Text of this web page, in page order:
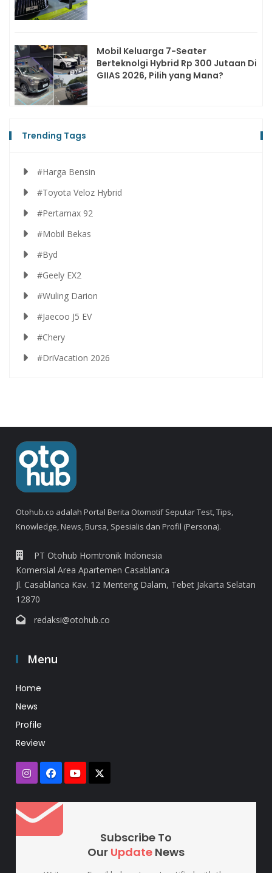
Mobil Keluarga 7-Seater
Berteknolgi Hybrid Rp 300 Jutaan Di
GIIAS 2026, Pilih yang Mana?
Trending Tags
#Harga Bensin
#Toyota Veloz Hybrid
#Pertamax 92
#Mobil Bekas
#Byd
#Geely EX2
#Wuling Darion
#Jaecoo J5 EV
#Chery
#DriVacation 2026
Otohub.co adalah Portal Berita Otomotif Seputar Test, Tips,
Knowledge, News, Bursa, Spesialis dan Profil (Persona).
PT Otohub Homtronik Indonesia
Komersial Area Apartemen Casablanca
Jl. Casablanca Kav. 12 Menteng Dalam, Tebet Jakarta Selatan
12870
redaksi@otohub.co
Menu
Home
News
Profile
Review
Subscribe To
Our Update News